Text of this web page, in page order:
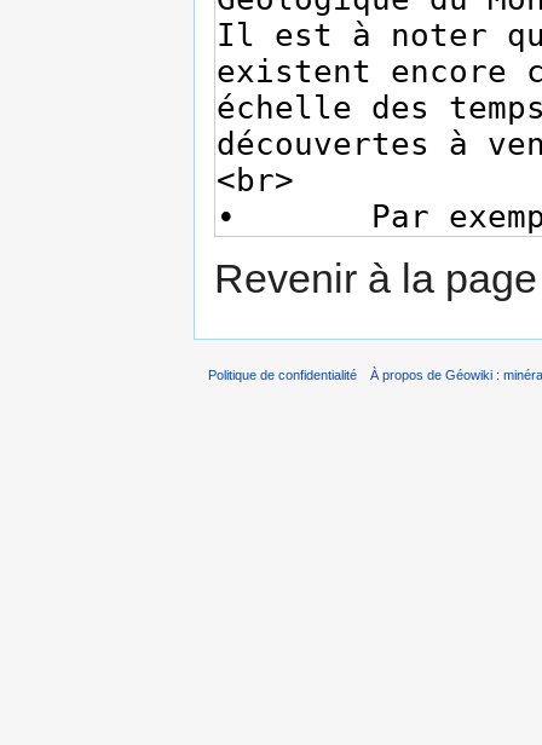
Revenir à la
Politique de confidentialité À propos de Géowiki :